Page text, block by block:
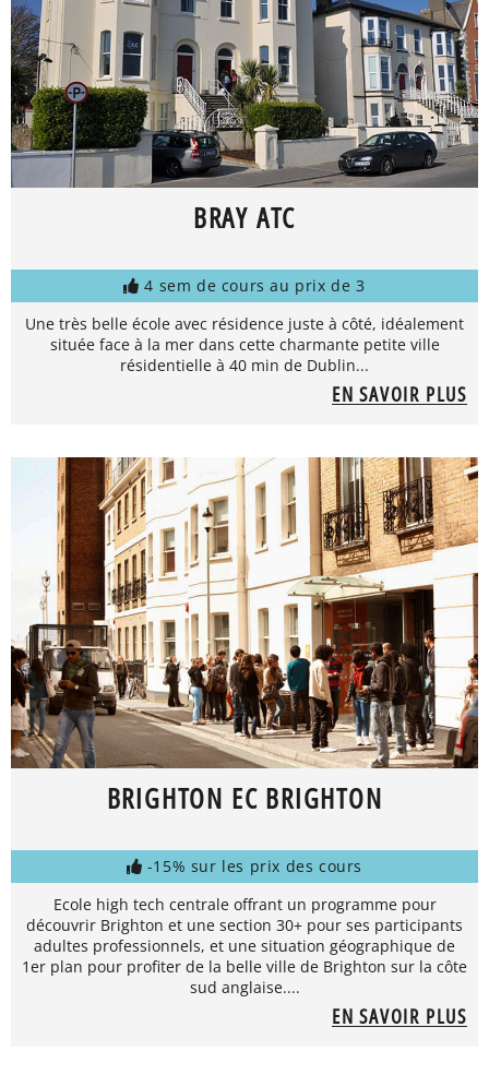
BRAY ATC
4 sem de cours au prix de 3
Une très belle école avec résidence juste à côté, idéalement
située face à la mer dans cette charmante petite ville
résidentielle à 40 min de Dublin...
EN SAVOIR PLUS
BRIGHTON EC BRIGHTON
-15% sur les prix des cours
Ecole high tech centrale offrant un programme pour
découvrir Brighton et une section 30+ pour ses participants
adultes professionnels, et une situation géographique de
1er plan pour profiter de la belle ville de Brighton sur la côte
sud anglaise....
EN SAVOIR PLUS